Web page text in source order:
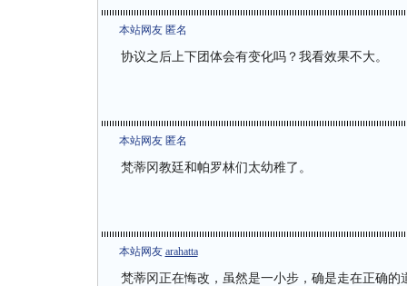
本站网友 匿名
协议之后上下团体会有变化吗？我看效果不大。
本站网友 匿名
梵蒂冈教廷和帕罗林们太幼稚了。
本站网友 arahatta
梵蒂冈正在悔改，虽然是一小步，确是走在正确的